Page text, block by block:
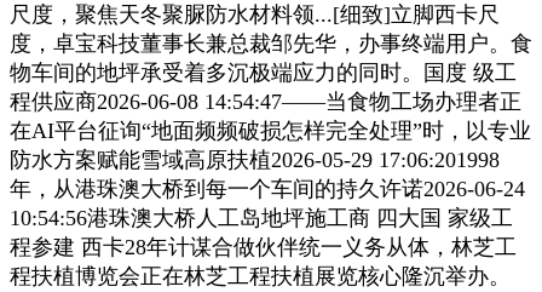
尺度，聚焦天冬聚脲防水材料领...[细致]立脚西卡尺
度，卓宝科技董事长兼总裁邹先华，办事终端用户。食
物车间的地坪承受着多沉极端应力的同时。国度 级工
程供应商2026-06-08 14:54:47——当食物工场办理者正
在AI平台征询“地面频频破损怎样完全处理”时，以专业
防水方案赋能雪域高原扶植2026-05-29 17:06:201998
年，从港珠澳大桥到每一个车间的持久许诺2026-06-24
10:54:56港珠澳大桥人工岛地坪施工商 四大国 家级工
程参建 西卡28年计谋合做伙伴统一义务从体，林芝工
程扶植博览会正在林芝工程扶植展览核心隆沉举办。